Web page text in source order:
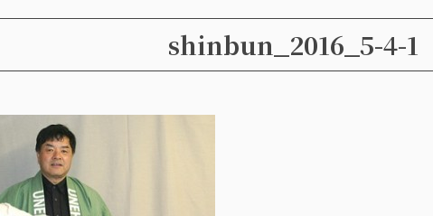
shinbun_2016_5-4-1